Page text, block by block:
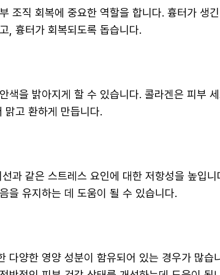
조직 회복에 중요한 역할을 합니다. 흉터가 생
, 흉터가 회복되도록 돕습니다.
색을 밝아지게 할 수 있습니다. 콜라겐은 피부
맑고 환하게 만듭니다.
과 같은 스트레스 요인에 대한 저항성을 높입
을 유지하는 데 도움이 될 수 있습니다.
다양한 영양 성분이 함유되어 있는 경우가 많습